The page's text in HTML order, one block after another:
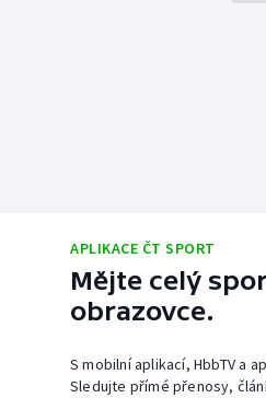
APLIKACE ČT SPORT
Mějte celý
obrazovce.
S mobilní aplikací, HbbTV a
Sledujte přímé přenosy,